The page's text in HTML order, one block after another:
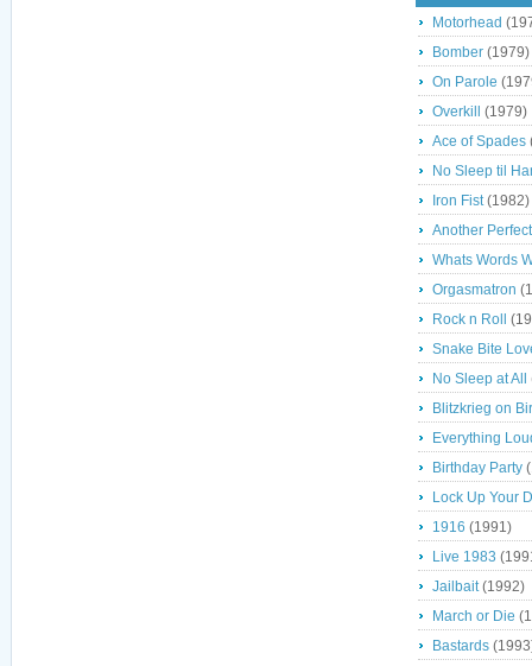
Motorhead
Bomber (1979)
On Parole
Overkill
(1979)
Ace of Spades
No Sleep til
Iron Fist(1982)
Another
Whats Words
Orgasmatron
Rock n Roll
Snake Bite
No Sleep at All
Blitzkrieg on
Everything
Birthday Party
Lock Up Your
1916 (1991)
Live 1983
Jailbait(1992)
March or Die
Bastards